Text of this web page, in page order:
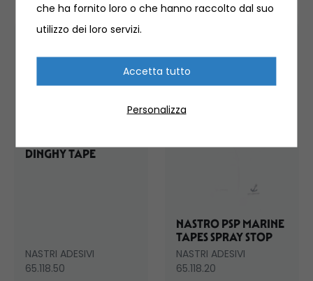
DINGHY TAPE
NASTRI ADESIVI
65.118.50
NASTRO PSP MARINE
TAPES SPRAY STOP
NASTRI ADESIVI
65.118.20
che ha fornito loro o che hanno raccolto dal suo
utilizzo dei loro servizi.
Personalizza
Accetta tutto